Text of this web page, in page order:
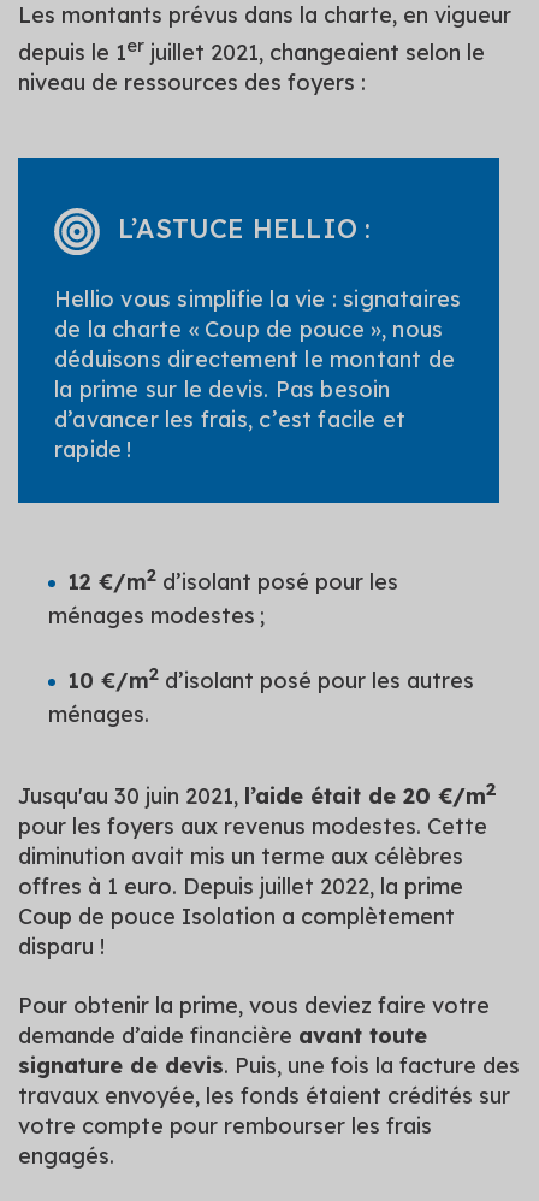
Les montants prévus dans la charte, en vigueur
depuis le 1er juillet 2021, changeaient selon le
niveau de ressources des foyers :
L’ASTUCE HELLIO :
Hellio vous simplifie la vie : signataires
de la charte « Coup de pouce », nous
déduisons directement le montant de
la prime sur le devis. Pas besoin
d’avancer les frais, c’est facile et
rapide !
12 €/m2 d’isolant posé pour les
ménages modestes ;
10 €/m2 d’isolant posé pour les autres
ménages.
Jusqu'au 30 juin 2021, l’aide était de 20 €/m2
pour les foyers aux revenus modestes. Cette
diminution avait mis un terme aux célèbres
offres à 1 euro. Depuis juillet 2022, la prime
Coup de pouce Isolation a complètement
disparu !
Pour obtenir la prime, vous deviez faire votre
demande d’aide financière avant toute
signature de devis. Puis, une fois la facture des
travaux envoyée, les fonds étaient crédités sur
votre compte pour rembourser les frais
engagés.